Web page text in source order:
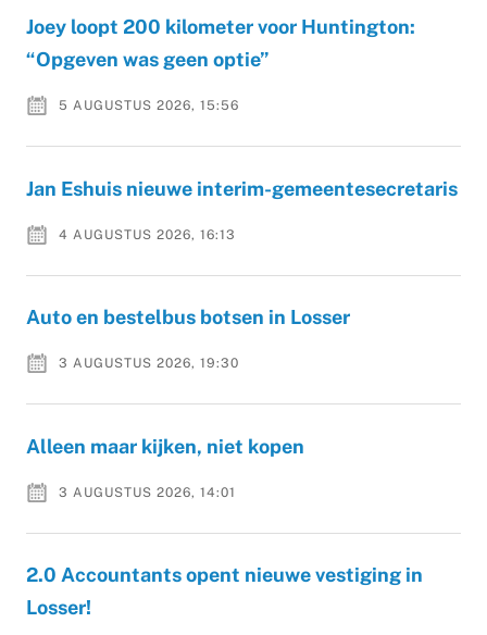
Joey loopt 200 kilometer voor Huntington:
“Opgeven was geen optie”
5 AUGUSTUS 2026, 15:56
Jan Eshuis nieuwe interim-gemeentesecretaris
4 AUGUSTUS 2026, 16:13
Auto en bestelbus botsen in Losser
3 AUGUSTUS 2026, 19:30
Alleen maar kijken, niet kopen
3 AUGUSTUS 2026, 14:01
2.0 Accountants opent nieuwe vestiging in
Losser!